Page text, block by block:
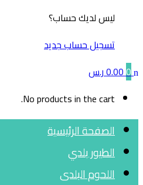
ليس لديك حساب؟
تسجيل حساب جديد
0
0.00ر.س
No products in the cart.
الصفحة الرئيسية
الطيور بلدي
اللحوم البلدى